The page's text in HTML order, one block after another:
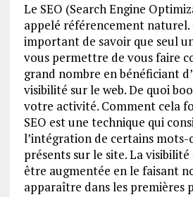
Le SEO (Search Engine
appelé référencement naturel.
important de savoir que seul
vous permettre de vous faire
grand nombre en bénéficiant
visibilité sur le web. De quoi
votre activité. Comment cela
SEO est une technique qui
l’intégration de certains mots-
présents sur le site. La
être augmentée en le faisant
apparaître dans les premières